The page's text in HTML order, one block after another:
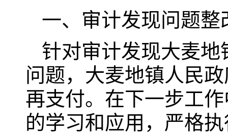
一、审计发现问题整
针对审计发现大麦
问题，大麦地镇人民
再支付。在下一步工
的学习和应用，严格